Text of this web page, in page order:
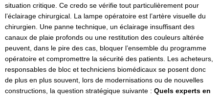
Rentabilité et modularité pérenne au cœur des
priorités
Conclusion : une expertise de premier plan en
technologie médicale, juste à côté
situation critique. Ce credo se vérifie tout particulièrement pour
l’éclairage chirurgical. La lampe opératoire est l’artère visuelle du
chirurgien. Une panne technique, un éclairage insuffisant des
canaux de plaie profonds ou une restitution des couleurs altérée
peuvent, dans le pire des cas, bloquer l’ensemble du programme
opératoire et compromettre la sécurité des patients. Les acheteurs,
responsables de bloc et techniciens biomédicaux se posent donc
de plus en plus souvent, lors de modernisations ou de nouvelles
constructions, la question stratégique suivante : Quels experts en